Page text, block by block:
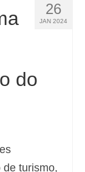
26
JAN 2024
do
de turismo,